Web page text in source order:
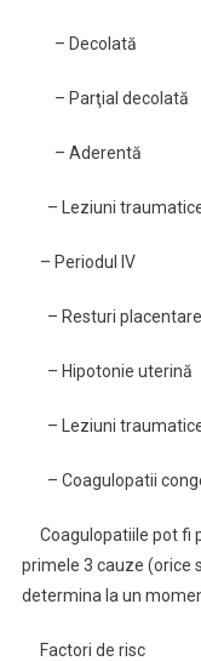
– Decolată
– Parţial decolată
– Aderentă
– Leziuni traumatice
– Periodul IV
– Resturi placentare
– Hipotonie uterină
– Leziuni traumatice
– Coagulopatii
Coagulopatiile pot fi
primele 3 cauze (orice
determina la un
Factori de risc